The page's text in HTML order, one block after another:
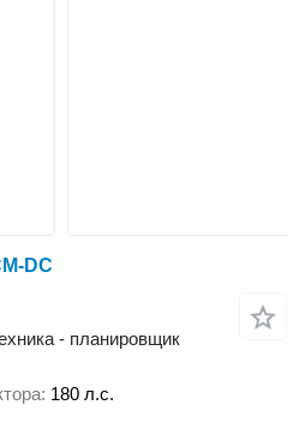
DC
- планировщик
180 л.с.